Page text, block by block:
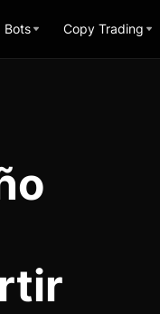
Bots Copy Trading